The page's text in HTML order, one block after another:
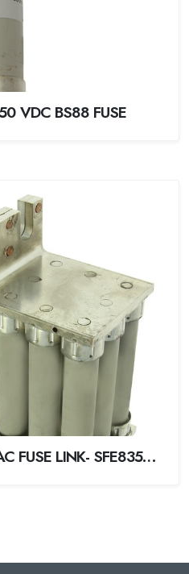
VDC BS88 FUSE
GSMK 680A 1000V AC FUSE LINK- SFE8350680